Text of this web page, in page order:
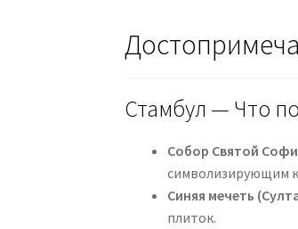
Стамбул — Что
Собор Святой
символизирующим
Синяя мечеть
плиток.